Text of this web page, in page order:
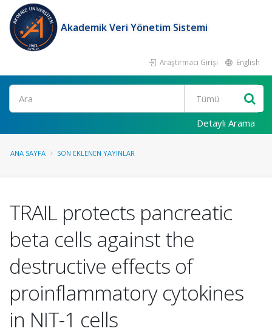
Akademik Veri Yönetim Sistemi
Araştırmacı Girişi English
Ara
Detaylı Arama
ANA SAYFA SON EKLENEN YAYINLAR
TRAIL protects pancreatic
beta cells against the
destructive effects of
proinflammatory cytokines
in NIT-1 cells